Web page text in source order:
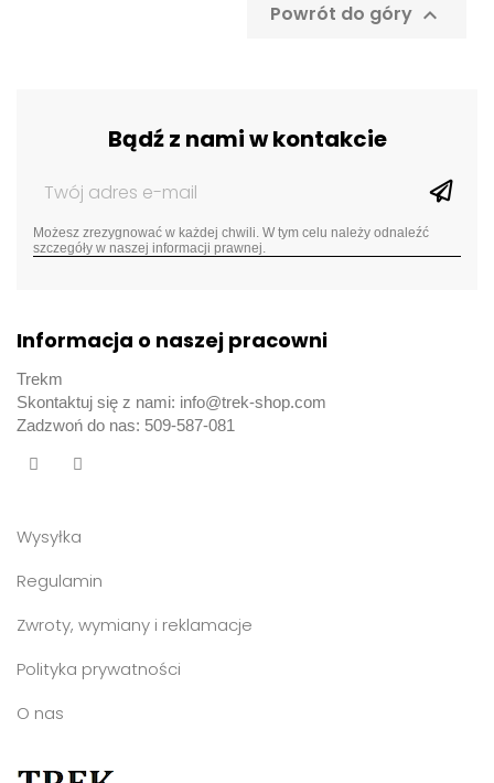
Powrót do góry 
Bądź z nami w kontakcie
Możesz zrezygnować w każdej chwili. W tym celu należy odnaleźć
szczegóły w naszej informacji prawnej.
Informacja o naszej pracowni
Trekm
Skontaktuj się z nami: info@trek-shop.com
Zadzwoń do nas: 509-587-081
Wysyłka
Regulamin
Zwroty, wymiany i reklamacje
Polityka prywatności
O nas